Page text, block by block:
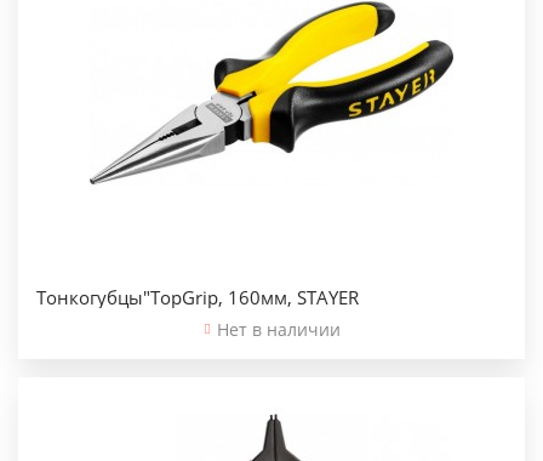
Тонкогубцы"TopGrip, 160мм, STAYER
Нет в наличии